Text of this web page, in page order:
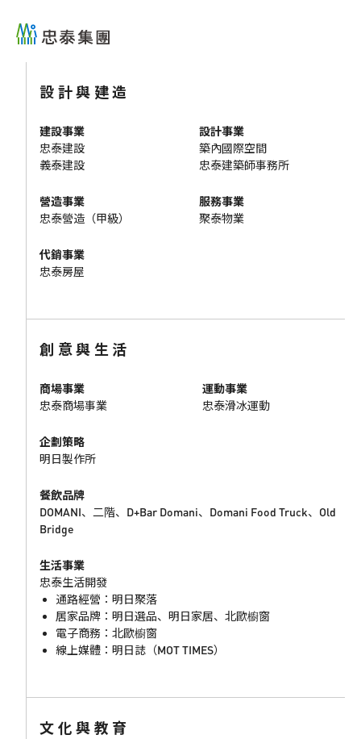
設計與建造
建設事業
忠泰建設
義泰建設
設計事業
築內國際空間
忠泰建築師事務所
營造事業
忠泰營造（甲級）
服務事業
聚泰物業
代銷事業
忠泰房屋
創意與生活
商場事業
忠泰商場事業
運動事業
忠泰滑冰運動
企劃策略
明日製作所
餐飲品牌
DOMANI、二階、D+Bar Domani、Domani Food Truck、Old
Bridge
生活事業
忠泰生活開發
通路經營：明日聚落
居家品牌：明日選品、明日家居、北歐櫥窗
電子商務：北歐櫥窗
線上媒體：明日誌（MOT TIMES）
文化與教育